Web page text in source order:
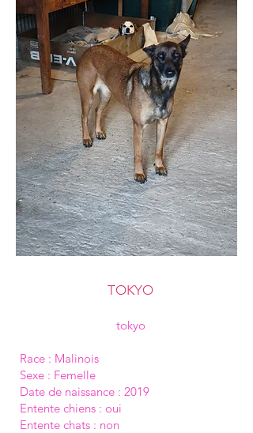
TOKYO
tokyo
Race : Malinois
Sexe : Femelle
Date de naissance : 2019
Entente chiens : oui
Entente chats : non